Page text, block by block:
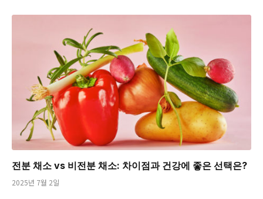
전분 채소 vs 비전분 채소: 차이점과 건강에 좋은 선택은?
2025년 7월 2일